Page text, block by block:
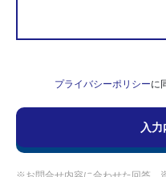
プライバシーポリシーに